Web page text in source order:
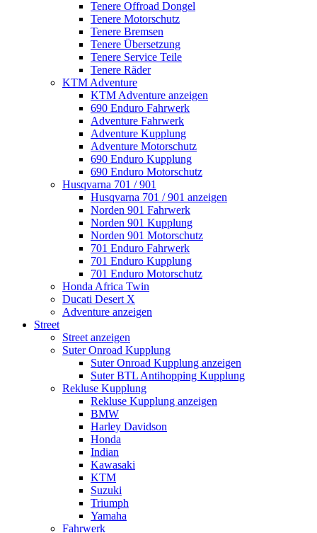
Tenere Offroad Dongel
Tenere Motorschutz
Tenere Bremsen
Tenere Übersetzung
Tenere Service Teile
Tenere Räder
KTM Adventure
KTM Adventure anzeigen
690 Enduro Fahrwerk
Adventure Fahrwerk
Adventure Kupplung
Adventure Motorschutz
690 Enduro Kupplung
690 Enduro Motorschutz
Husqvarna 701 / 901
Husqvarna 701 / 901 anzeigen
Norden 901 Fahrwerk
Norden 901 Kupplung
Norden 901 Motorschutz
701 Enduro Fahrwerk
701 Enduro Kupplung
701 Enduro Motorschutz
Honda Africa Twin
Ducati Desert X
Adventure anzeigen
Street
Street anzeigen
Suter Onroad Kupplung
Suter Onroad Kupplung anzeigen
Suter BTL Antihopping Kupplung
Rekluse Kupplung
Rekluse Kupplung anzeigen
BMW
Harley Davidson
Honda
Indian
Kawasaki
KTM
Suzuki
Triumph
Yamaha
Fahrwerk